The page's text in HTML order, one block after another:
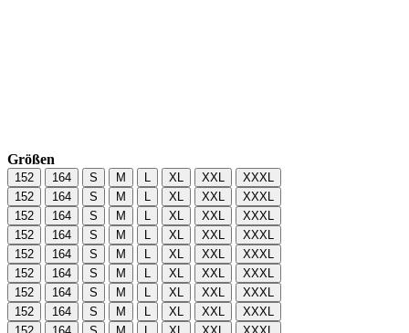
Größen
152 164 S M XL XXL
XXXL
152
164 S M XL XXL
XXXL
152
164 S M XL XXL
XXXL
152
164 S M XL XXL
XXXL
152
164 S M XL XXL
XXXL
152
164 S M XL XXL
XXXL
152
164 S M XL XXL
XXXL
152
164 S M XL XXL
XXXL